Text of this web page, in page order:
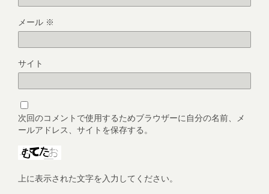
メール ※
サイト
次回のコメントで使用するためブラウザーに自分の名前、メ
ールアドレス、サイトを保存する。
上に表示された文字を入力してください。